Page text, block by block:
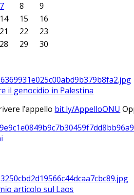
7 8
9
14 15
16
21 22
23
28 29
30
il genocidio in Palestina
l’appello bit.ly/AppelloONU
articolo sul Laos